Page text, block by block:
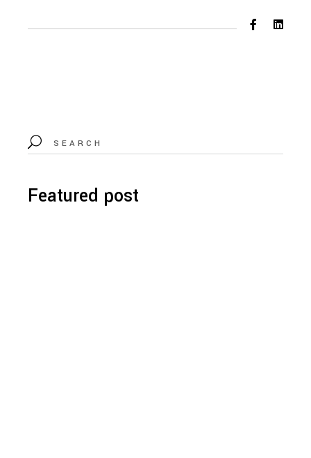
Featured post